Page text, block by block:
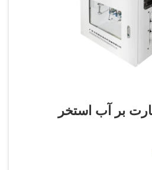
بر آب استخر